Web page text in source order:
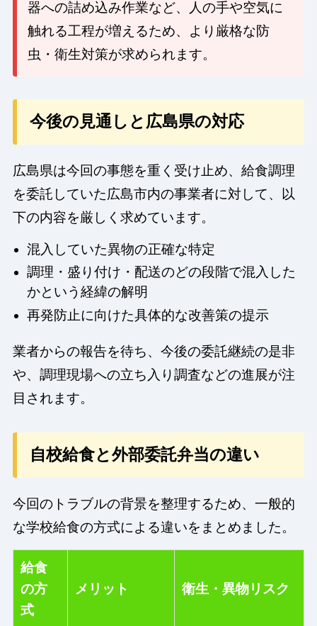
器への詰め込み作業など、人の手や空気に
触れる工程が増えるため、より厳格な防
虫・衛生対策が求められます。
今後の見通しと広島県の対応
広島県は今回の事態を重く受け止め、給食調理
を委託していた広島市内の事業者に対して、以
下の内容を厳しく求めています。
混入していた異物の正確な特定
調理・盛り付け・配送のどの段階で混入した
かという経緯の解明
再発防止に向けた具体的な改善策の提示
業者からの報告を待ち、今後の委託継続の是非
や、調理現場への立ち入り調査などの進展が注
目されます。
自校給食と外部委託弁当の違い
今回のトラブルの背景を整理するため、一般的
な学校給食の方式による違いをまとめました。
給食
の方
式
メリット 衛生・異物リスク